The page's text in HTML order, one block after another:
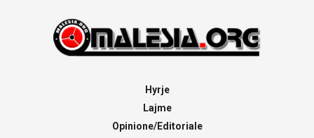
Hyrje
Lajme
Opinione/Editoriale